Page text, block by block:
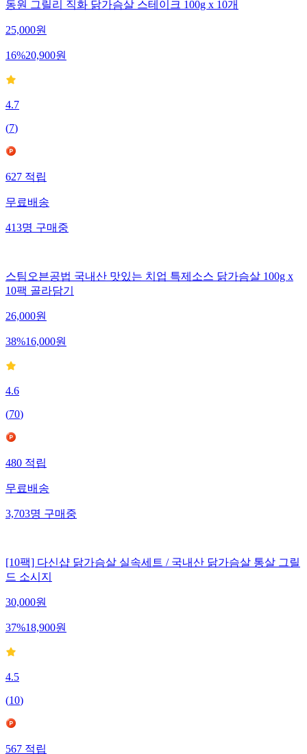
동원 그릴리 직화 닭가슴살 스테이크 100g x 10개
25,000원
16%20,900원
4.7
(7)
627적립
무료배송
413명구매중
스팀오븐공법 국내산 맛있는 치업 특제소스 닭가슴살 100g x
10팩 골라담기
26,000원
38%16,000원
4.6
(70)
480적립
무료배송
3,703명구매중
[10팩] 다신샵 닭가슴살 실속세트 / 국내산 닭가슴살 통살 그릴
드 소시지
30,000원
37%18,900원
4.5
(10)